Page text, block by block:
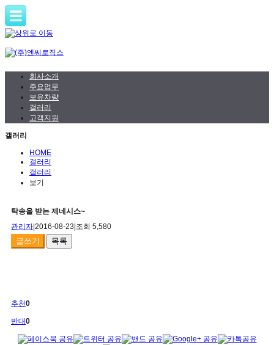
회사소개
주요업무
보유차량
갤러리
고객지원
갤러리
HOME
갤러리
갤러리
보기
탁송을 받는 제네시스~
관리자 2016-08-23 조회 5,580
글쓰기 목록
추천0
반대0